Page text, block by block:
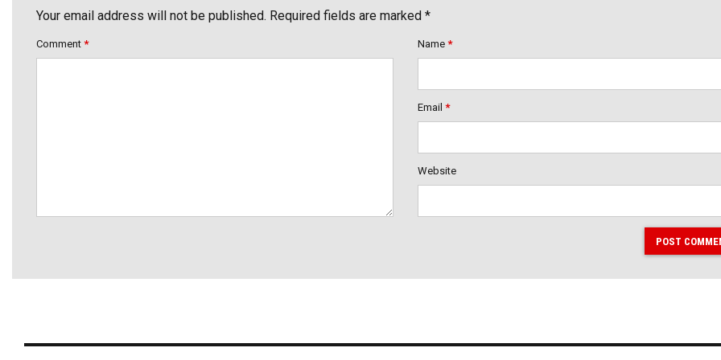
Your email address will not be published. Required fields are marked *
Comment * Name *
Email *
Website
POST